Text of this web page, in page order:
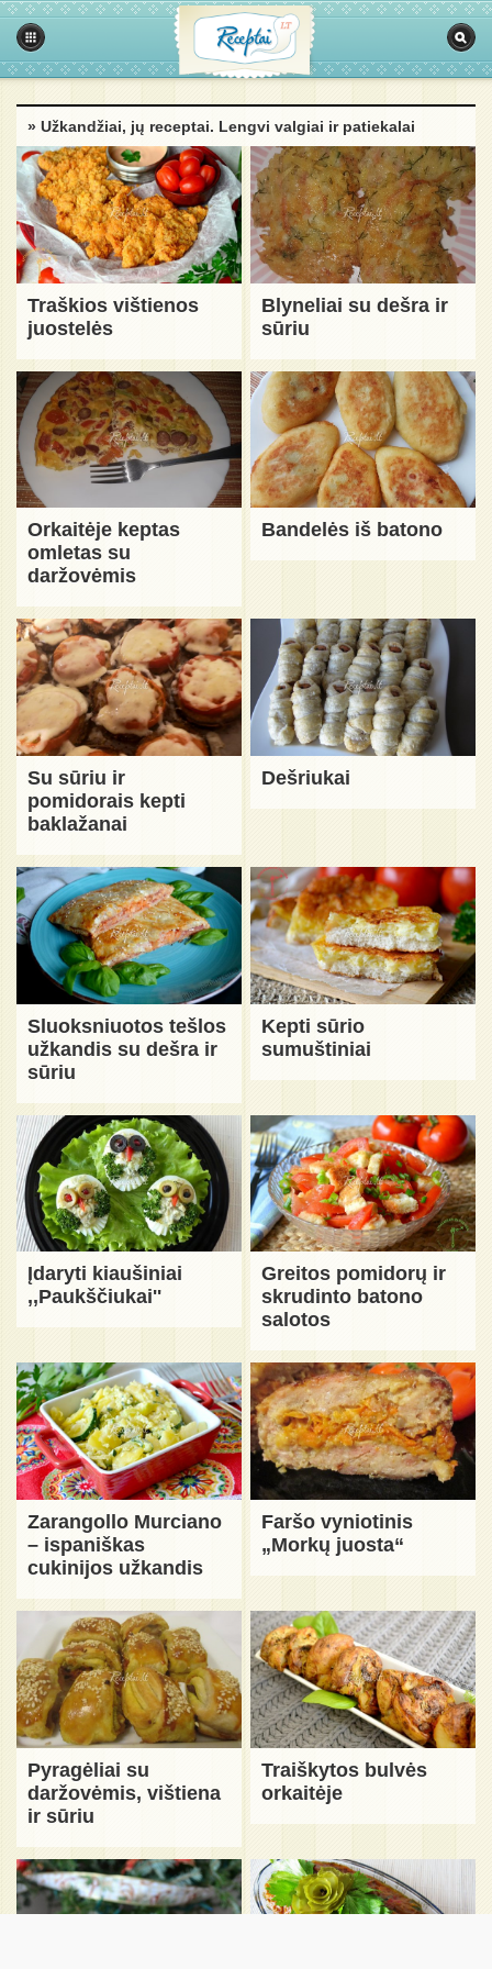
» Užkandžiai, jų receptai. Lengvi valgiai ir patiekalai
Traškios vištienos
juostelės
Blyneliai su dešra ir
sūriu
Orkaitėje keptas
omletas su
daržovėmis
Bandelės iš batono
Su sūriu ir
pomidorais kepti
baklažanai
Dešriukai
Sluoksniuotos tešlos
užkandis su dešra ir
sūriu
Kepti sūrio
sumuštiniai
Įdaryti kiaušiniai
,,Paukščiukai''
Greitos pomidorų ir
skrudinto batono
salotos
Zarangollo Murciano
– ispaniškas
cukinijos užkandis
Faršo vyniotinis
„Morkų juosta“
Pyragėliai su
daržovėmis, vištiena
ir sūriu
Traiškytos bulvės
orkaitėje